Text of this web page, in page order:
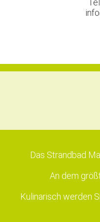
Das Strandbad
An dem
Kulinarisch werden